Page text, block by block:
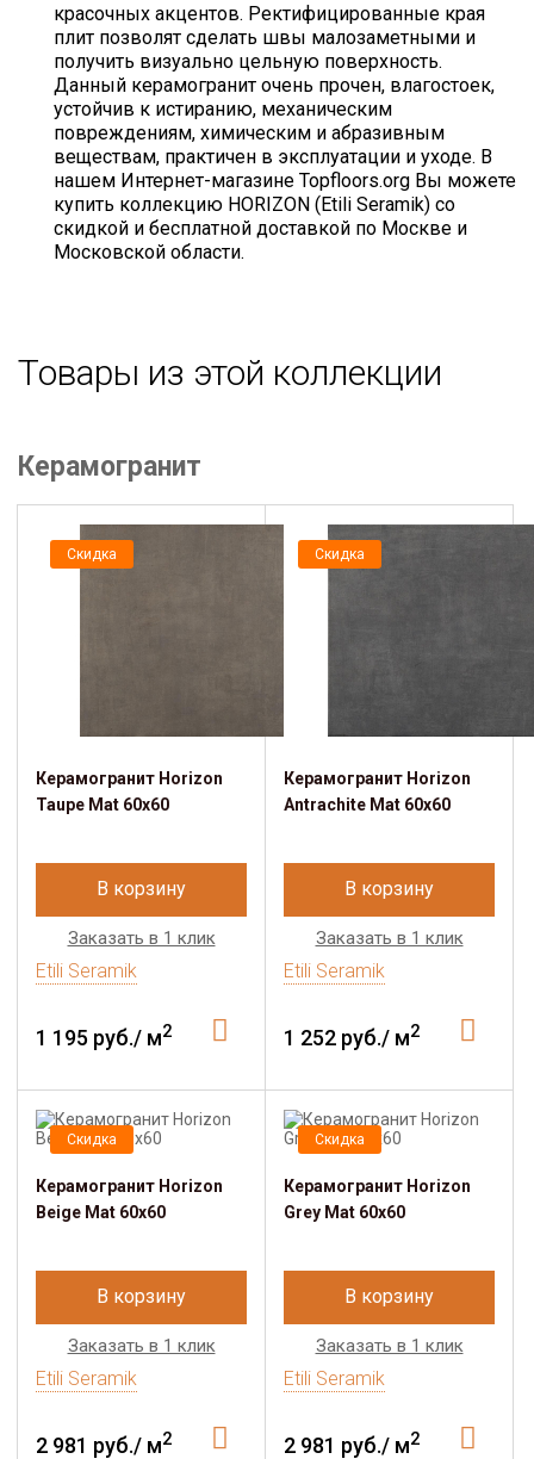
красочных акцентов. Ректифицированные края
плит позволят сделать швы малозаметными и
получить визуально цельную поверхность.
Данный керамогранит очень прочен, влагостоек,
устойчив к истиранию, механическим
повреждениям, химическим и абразивным
веществам, практичен в эксплуатации и уходе. В
нашем Интернет-магазине Topfloors.org Вы можете
купить коллекцию HORIZON (Etili Seramik) со
скидкой и бесплатной доставкой по Москве и
Московской области.
Товары из этой коллекции
Керамогранит
Скидка
Керамогранит Horizon
Taupe Mat 60x60
В корзину
Заказать в 1 клик
Etili Seramik
1 195 руб./ м2
Скидка
Керамогранит Horizon
Antrachite Mat 60x60
В корзину
Заказать в 1 клик
Etili Seramik
1 252 руб./ м2
Скидка
Керамогранит Horizon
Beige Mat 60x60
В корзину
Заказать в 1 клик
Etili Seramik
2 981 руб./ м2
Скидка
Керамогранит Horizon
Grey Mat 60x60
В корзину
Заказать в 1 клик
Etili Seramik
2 981 руб./ м2